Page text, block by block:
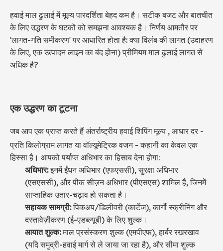
हवाई माल ढुलाई में मूल्य पारदर्शिता बेहद कम है। सटीक बजट और बातचीत
के लिए उद्धरण के घटकों को समझना आवश्यक है। निर्णय आमतौर पर
'लागत-गति समीकरण' पर आधारित होता है: क्या विलंब की लागत (उदाहरण
के लिए, एक उत्पादन लाइन का बंद होना) प्रीमियम माल ढुलाई लागत से
अधिक है?
एक उद्धरण का टूटना
जब आप एक प्राप्त करते हैंअंतर्राष्ट्रीय हवाई शिपिंग मूल्य , आधार दर -
प्रति किलोग्राम लागत या वॉल्यूमेट्रिक वजन - कहानी का केवल एक
हिस्सा है। आपको पर्याप्त अधिभार का हिसाब देना होगा:
अधिभार:इनमें ईंधन अधिभार (एफएससी), सुरक्षा अधिभार
(एसएससी), और पीक सीज़न अधिभार (पीएसएस) शामिल हैं, जिनमें
साप्ताहिक उतार-चढ़ाव हो सकता है।
सहायक सामग्री:पिकअप/डिलीवरी (कार्टेज), कार्गो स्क्रीनिंग और
दस्तावेज़ीकरण (ई-एडब्ल्यूबी) के लिए शुल्क।
आयात शुल्क:माल प्रसंस्करण शुल्क (एमपीएफ), हार्बर रखरखाव
(यदि समुद्री-हवाई मार्ग से ले जाया जा रहा है), और सीमा शुल्क